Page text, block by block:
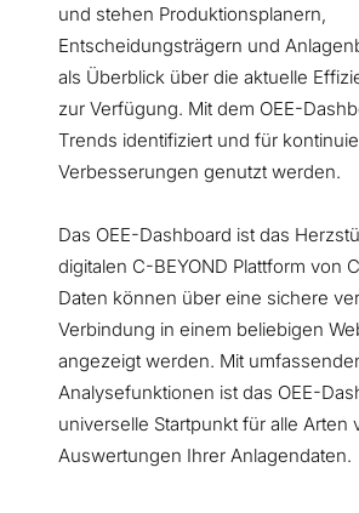
und stehen Produktionsplanern,
Entscheidungsträgern und
als Überblick über die aktuelle
zur Verfügung. Mit dem OEE-
Trends identifiziert und für
Verbesserungen genutzt werden.
Das OEE-Dashboard ist das
digitalen C-BEYOND Plattform von
Daten können über eine sichere
Verbindung in einem beliebigen
angezeigt werden. Mit
Analysefunktionen ist das OEE-
universelle Startpunkt für alle Arten
Auswertungen Ihrer Anlagendaten.